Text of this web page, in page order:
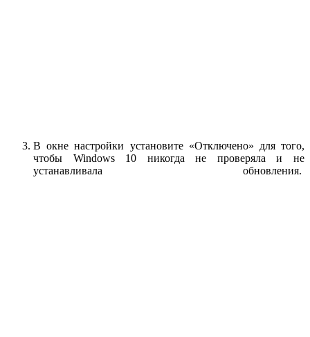
В окне настройки установите «Отключено» для того,
чтобы Windows 10 никогда не проверяла и не
устанавливала обновления.